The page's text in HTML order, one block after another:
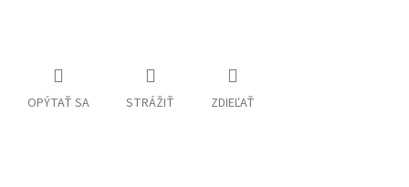
OPÝTAŤ SA STRÁŽIŤ ZDIEĽAŤ